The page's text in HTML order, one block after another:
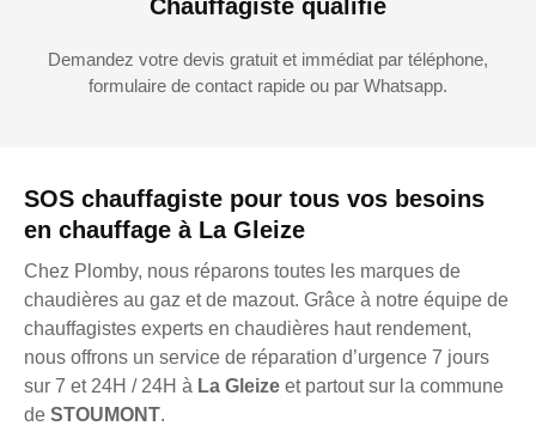
SOS chauffagiste pour tous vos besoins
en chauffage à La Gleize
Chez Plomby, nous réparons toutes les marques de
chaudières au gaz et de mazout. Grâce à notre équipe de
chauffagistes experts en chaudières haut rendement,
nous offrons un service de réparation d’urgence 7 jours
sur 7 et 24H / 24H à La Gleize et partout sur la commune
de STOUMONT.
Chauffagiste qualifié
Demandez votre devis gratuit et immédiat par téléphone,
formulaire de contact rapide ou par Whatsapp.